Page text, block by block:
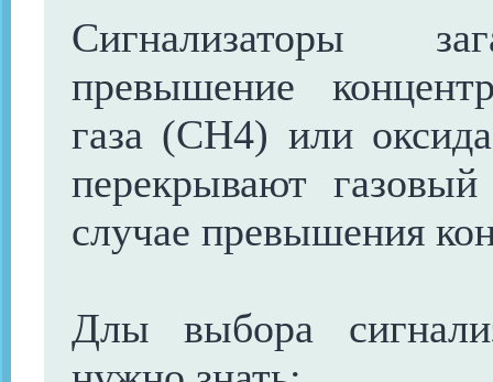
Сигнализаторы
превышение
газа (CH4) или
перекрывают
случае превышения
Длы выбора